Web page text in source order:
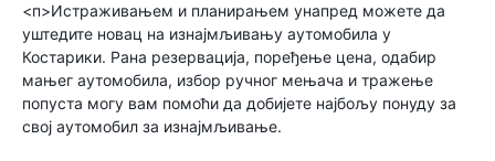
<п>Истраживањем и планирањем унапред можете да
уштедите новац на изнајмљивању аутомобила у
Костарики. Рана резервација, поређење цена, одабир
мањег аутомобила, избор ручног мењача и тражење
попуста могу вам помоћи да добијете најбољу понуду за
свој аутомобил за изнајмљивање.